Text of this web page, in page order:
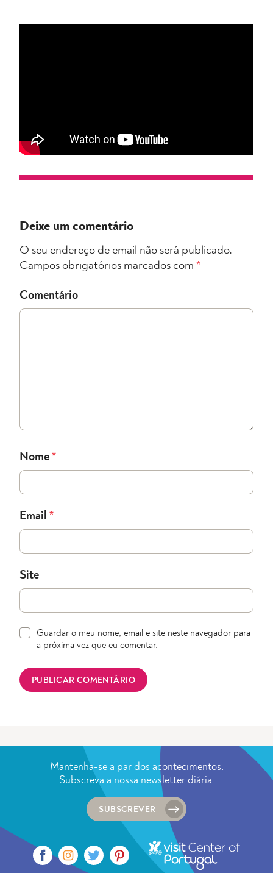
Deixe um comentário
O seu endereço de email não será publicado.
Campos obrigatórios marcados com *
Comentário
Nome *
Email *
Site
Guardar o meu nome, email e site neste navegador para
a próxima vez que eu comentar.
Mantenha-se a par dos acontecimentos.
Subscreva a nossa newsletter diária.
SUBSCREVER